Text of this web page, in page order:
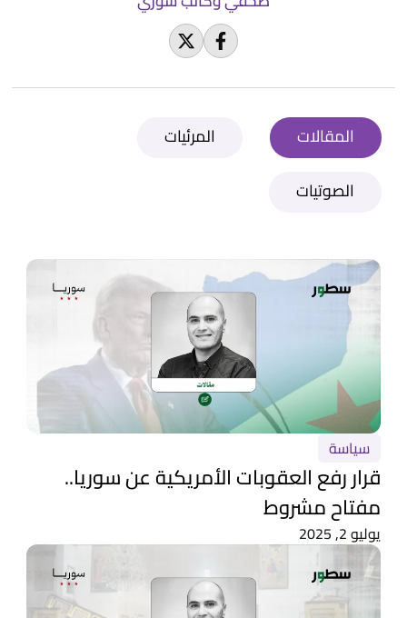
المقالات
المرئيات
الصوتيات
سياسة
قرار رفع العقوبات الأمريكية عن سوريا..
مفتاح مشروط
يوليو 2, 2025